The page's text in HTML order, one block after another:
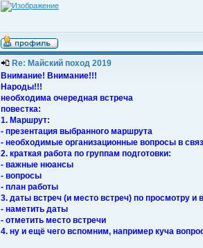
Re: Майский поход 2019
Внимание! Внимание!!!
Народы!!!
необходима очередная встреча
повестка:
1. Маршрут:
- презентация выбранного маршрута
- необходимые организационные вопросы в
2. краткая работа по группам подготовки:
- важные нюансы
- вопросы
- план работы
3. даты встреч (и место встреч) по просмотру и
- наметить даты
- отметить место встречи
4. ну и ещё чего вспомним, например куча